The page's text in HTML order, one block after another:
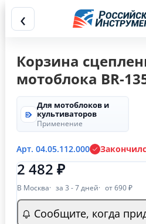
‹
Корзина
мотоблока BR-
Для мотоблоков и
культиваторов
Применение
Арт. 04.05.112.000
2 482 ₽
В Москва за 3 - 7 дней от 690 ₽
Сообщите, когда